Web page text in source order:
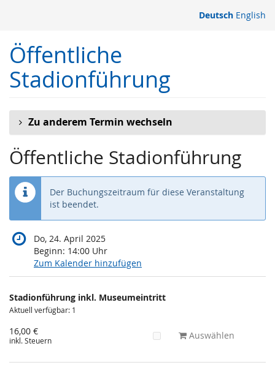
springen
Deutsch English
Öffentliche
Stadionführung
Zu anderem Termin wechseln
Öffentliche Stadionführung
Der Buchungszeitraum für diese Veranstaltung
ist beendet.
Do, 24. April 2025
Beginn: 14:00 Uhr
Zum Kalender hinzufügen
Produkte
Unkategorisierte
Produkte
Stadionführung inkl. Museumeintritt
Aktuell verfügbar: 1
16,00 €
inkl. Steuern Auswählen